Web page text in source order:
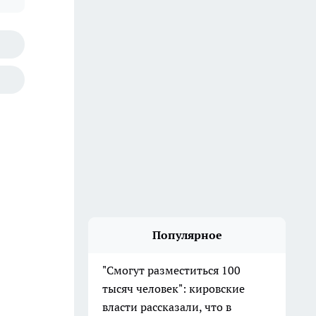
Популярное
"Смогут разместиться 100
тысяч человек": кировские
власти рассказали, что в